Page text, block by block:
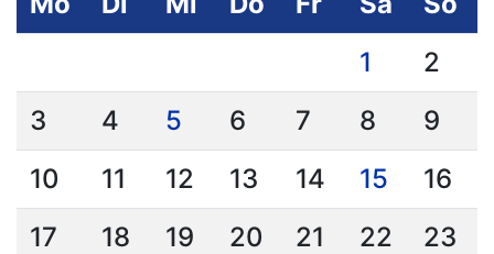
1
2
3
4 5 6 7 8
9
10
11 12 13 14 15
16
17
18 19 20 21 22
23